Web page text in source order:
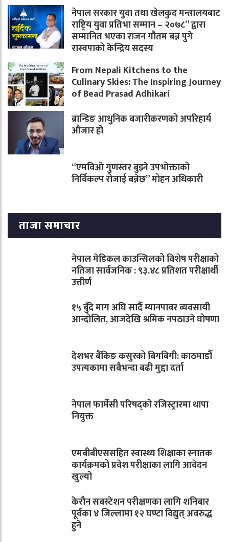
नेपाल सरकार युवा तथा खेलकुद मन्त्रालयबाट
राष्ट्रिय युवा प्रतिभा सम्मान – २०७८” द्वारा
सम्मानित भएका राजन गौतम बन्न पुगे
रास्वपाको केन्द्रिय सदस्य
From Nepali Kitchens to the
Culinary Skies: The Inspiring Journey
of Bead Prasad Adhikari
ब्रान्डिङ आधुनिक बजारीकरणको अपरिहार्य
औजार हो
“एमविओ गुणस्तर बुझ्ने उपभोक्ताको
निर्विकल्प रोजाई बन्नेछ” मोहन अधिकारी
ताजा समाचार
नेपाल मेडिकल काउन्सिलको विशेष परीक्षाको
नतिजा सार्वजनिक : ९३.४८ प्रतिशत परीक्षार्थी
उत्तीर्ण
१५ बुँदे माग अघि सार्दै म्यानपावर व्यवसायी
आन्दोलित, आजदेखि श्रमिक नपठाउने घोषणा
देशभर बैंकिङ कसुरको बिगबिगी: काठमाडौँ
उपत्यकामा सबैभन्दा बढी मुद्दा दर्ता
नेपाल फार्मेसी परिषद्को रजिस्ट्रारमा थापा
नियुक्त
एमबीबीएससहित स्वास्थ्य शिक्षाका स्नातक
कार्यक्रमको प्रवेश परीक्षाका लागि आवेदन
खुल्यो
केरौन सबस्टेशन परीक्षणका लागि शनिबार
पूर्वका ४ जिल्लामा १२ घण्टा विद्युत् अवरुद्ध
हुने